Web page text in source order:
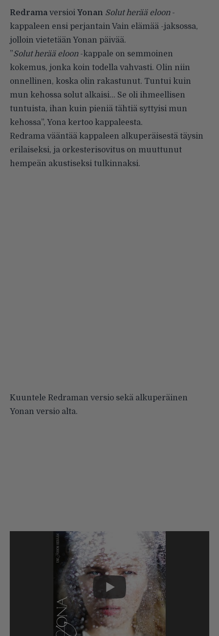
Redramaversioi Yonan Solut herää eloon-
kappaleen ensi perjantain Vain elämää -jaksossa,
jolloin vietetään Yonan päivää.
”Solut herää eloon-kappale on semmoinen
kokemus, jonka koin todella vahvasti. Olin niin
onnellinen, koska olin rakastunut. Tuntui kuin
mun kehossa solut alkaisi… Se oli ihmeellisen
tuntuista, ihan kuin pieniä tähtiä syttyisi mun
kehossa”, Yona kertoo kappaleesta.
Redrama vääntää kappaleen alkuperäisestä täysin
erilaiseksi, ja orkesterisovitus on muuttunut
hempeän akustiseksi tulkinnaksi.
Kuuntele Redraman versio sekä alkuperäinen
Yonan versio alta.